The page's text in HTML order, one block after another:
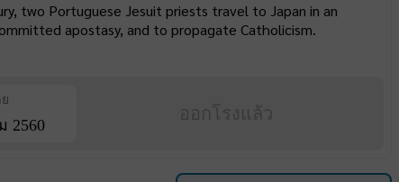
two Portuguese Jesuit priests travel to Japan in an
apostasy, and to propagate Catholicism.
2560